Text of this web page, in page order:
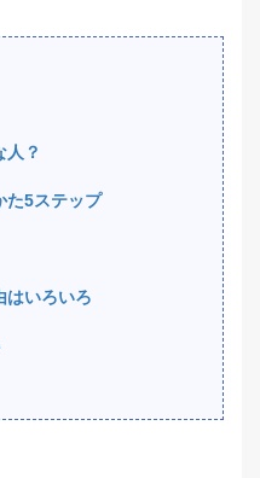
人？
た5ステップ
はいろいろ